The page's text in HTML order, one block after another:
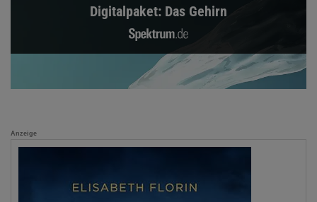
Digitalpaket: Das Gehirn
Anzeige